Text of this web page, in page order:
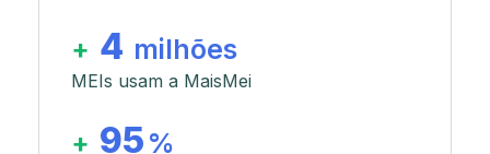
+ 4 milhões
MEIs usam a MaisMei
+ 95 %